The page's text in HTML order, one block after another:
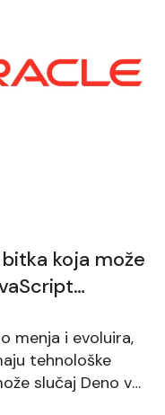
koja može
menja i evoluira,
tehnološke
slučaj Deno vs.